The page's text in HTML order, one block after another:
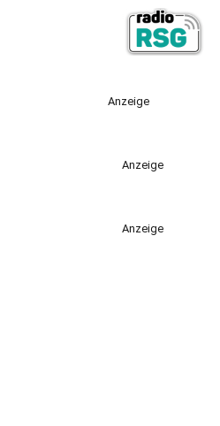
Anzeige
Anzeige
Anzeige